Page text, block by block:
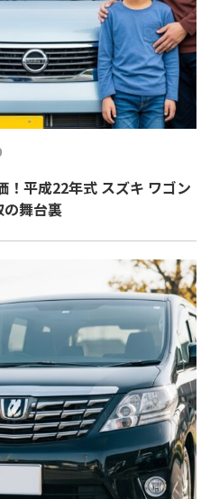
！平成22年式 スズキ ワゴン
舞台裏